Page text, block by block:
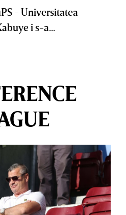
- Universitatea
i s-a...